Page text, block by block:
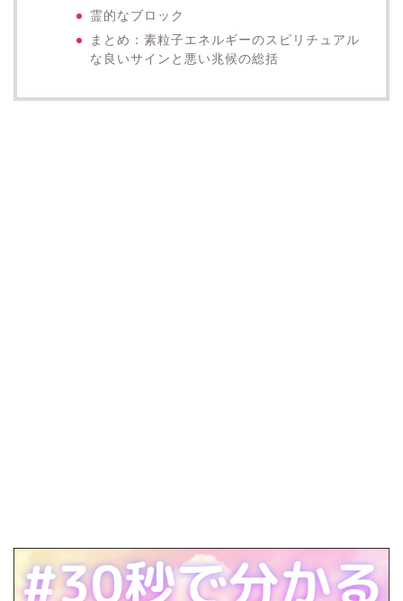
霊的なブロック
まとめ：素粒子エネルギーのスピリチュアル
な良いサインと悪い兆候の総括